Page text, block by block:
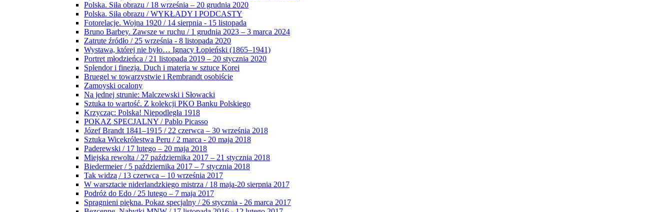
Polska. Siła obrazu / 18 września – 20 grudnia 2020
Polska. Siła obrazu / WYKŁADY I PODCASTY
Fotorelacje. Wojna 1920 / 14 sierpnia - 15 listopada
Bruno Barbey. Zawsze w ruchu / 1 grudnia 2023 – 3 marca 2024
Zatrute źródło / 25 września - 8 listopada 2020
Wystawa, której nie było… Ignacy Łopieński (1865–1941)
Portret młodzieńca / 21 listopada 2019 – 20 stycznia 2020
Splendor i finezja. Duch i materia w sztuce Korei
Bruegel w towarzystwie i Rembrandt osobiście
Zamoyski ocalony
Na jednej strunie: Malczewski i Słowacki
Sztuka to wartość. Z kolekcji PKO Banku Polskiego
Krzycząc: Polska! Niepodległa 1918
POKAZ SPECJALNY / Pablo Picasso
Józef Brandt 1841–1915 / 22 czerwca – 30 września 2018
Sztuka Wicekrólestwa Peru / 2 marca - 20 maja 2018
Paderewski / 17 lutego – 20 maja 2018
Miejska rewolta / 27 października 2017 – 21 stycznia 2018
Biedermeier / 5 października 2017 – 7 stycznia 2018
Tak widzą / 13 czerwca – 10 września 2017
W warsztacie niderlandzkiego mistrza / 18 maja-20 sierpnia 2017
Podróż do Edo / 25 lutego – 7 maja 2017
Spragnieni piękna. Pokaz specjalny / 26 stycznia - 26 marca 2017